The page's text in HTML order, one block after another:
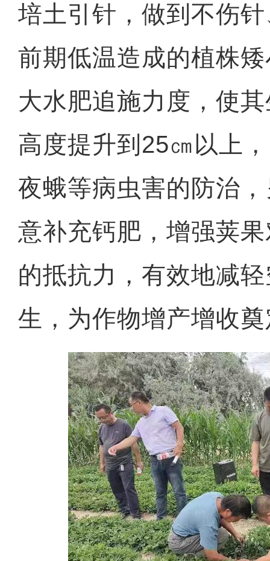
培土引针，做到不伤
前期低温造成的植株
大水肥追施力度，使
高度提升到25㎝以上
夜蛾等病虫害的防治
意补充钙肥，增强荚
的抵抗力，有效地减
生，为作物增产增收